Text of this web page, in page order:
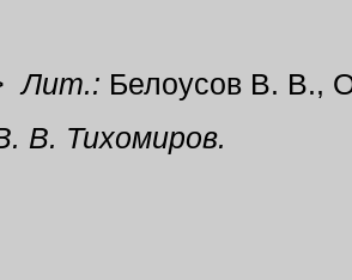
Лит.: Белоусов В. В.,
В. Тихомиров.